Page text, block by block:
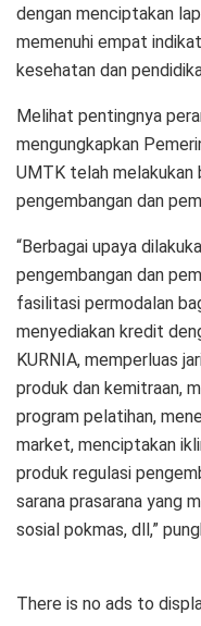
dengan menciptakan
memenuhi empat
kesehatan dan
Melihat pentingnya
mengungkapkan
UMTK telah melakukan
pengembangan dan
“Berbagai upaya
pengembangan dan
fasilitasi permodalan
menyediakan kredit
KURNIA, memperluas
produk dan kemitraan,
program pelatihan,
market, menciptakan
produk regulasi
sarana prasarana yang
sosial pokmas, dll,”
There is no ads to